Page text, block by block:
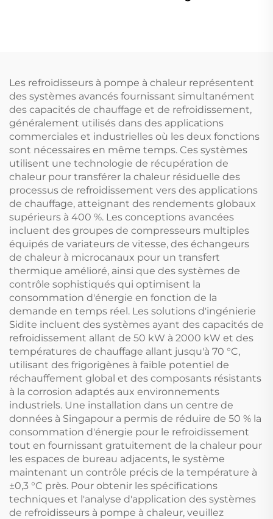
autostandards
pièces de chauffe-eau
pièces
Les refroidisseurs à pompe à chaleur représentent
des systèmes avancés fournissant simultanément
des capacités de chauffage et de refroidissement,
généralement utilisés dans des applications
commerciales et industrielles où les deux fonctions
sont nécessaires en même temps. Ces systèmes
utilisent une technologie de récupération de
chaleur pour transférer la chaleur résiduelle des
processus de refroidissement vers des applications
de chauffage, atteignant des rendements globaux
supérieurs à 400 %. Les conceptions avancées
incluent des groupes de compresseurs multiples
équipés de variateurs de vitesse, des échangeurs
de chaleur à microcanaux pour un transfert
thermique amélioré, ainsi que des systèmes de
contrôle sophistiqués qui optimisent la
consommation d'énergie en fonction de la
demande en temps réel. Les solutions d'ingénierie
Sidite incluent des systèmes ayant des capacités de
refroidissement allant de 50 kW à 2000 kW et des
températures de chauffage allant jusqu'à 70 °C,
utilisant des frigorigènes à faible potentiel de
réchauffement global et des composants résistants
à la corrosion adaptés aux environnements
industriels. Une installation dans un centre de
données à Singapour a permis de réduire de 50 % la
consommation d'énergie pour le refroidissement
tout en fournissant gratuitement de la chaleur pour
les espaces de bureau adjacents, le système
maintenant un contrôle précis de la température à
±0,3 °C près. Pour obtenir les spécifications
techniques et l'analyse d'application des systèmes
de refroidisseurs à pompe à chaleur, veuillez